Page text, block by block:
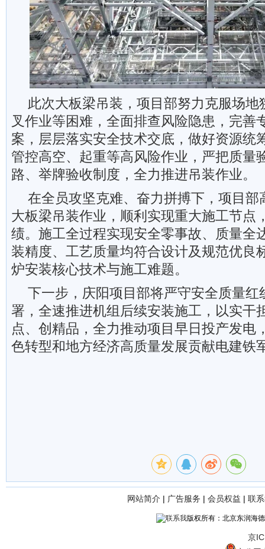
此次大板梁吊装，项目部努力克服场
叉作业等困难，全面排查风险隐患，完善
案，层层落实安全技术交底，做好资源统
管控高空、起重等高风险作业，严把质量
路、举牌验收制度，全力推进吊装作业。
在全员攻坚克难、奋力拼搏下，项目部
大板梁吊装作业，顺利实现重大施工节点
绩。施工全过程实现安全零事故、质量全
装精度、工艺质量均符合设计及规范优良
炉安装核心技术与施工难题。
下一步，庆阳项目部将严守安全质量红
署，全速推进机组后续安装施工，以实干
点、创精品，全力推动项目早日投产发电
色转型和地方经济高质量发展贡献电建铁
网站简介 | 广告服务 | 会员权益 | 联
版权所有：北京东润海
京